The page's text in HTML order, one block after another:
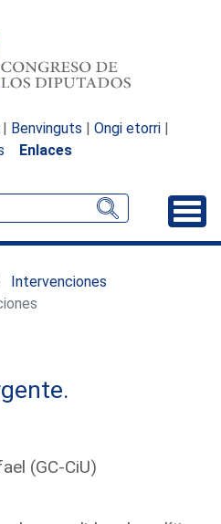
| Benvinguts | Ongi etorri |
Enlaces
Intervenciones
(GC-CiU)